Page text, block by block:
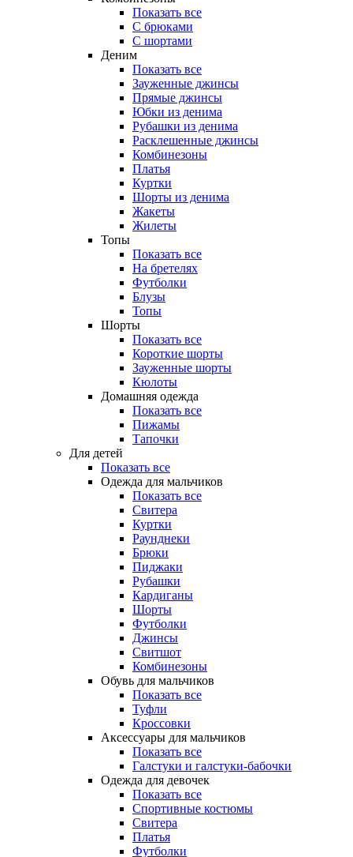
Показать все
С брюками
С шортами
Деним
Показать все
Зауженные джинсы
Прямые джинсы
Юбки из денима
Рубашки из денима
Расклешенные джинсы
Комбинезоны
Платья
Куртки
Шорты из денима
Жакеты
Жилеты
Топы
Показать все
На бретелях
Футболки
Блузы
Топы
Шорты
Показать все
Короткие шорты
Зауженные шорты
Кюлоты
Домашняя одежда
Показать все
Пижамы
Тапочки
Для детей
Показать все
Одежда для мальчиков
Показать все
Свитера
Куртки
Раунднеки
Брюки
Пиджаки
Рубашки
Кардиганы
Шорты
Футболки
Джинсы
Свитшот
Комбинезоны
Обувь для мальчиков
Показать все
Туфли
Кроссовки
Аксессуары для мальчиков
Показать все
Галстуки и галстуки-бабочки
Одежда для девочек
Показать все
Спортивные костюмы
Свитера
Платья
Футболки